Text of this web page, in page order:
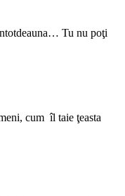
Tu nu poţi
cum îl taie ţeasta